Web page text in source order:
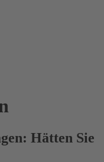
Hätten Sie